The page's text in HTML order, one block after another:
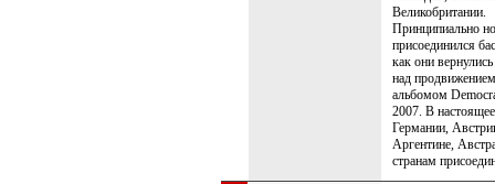
Великобритании.
Принципиально
присоединился
как они
над
альбомом
2007. В
Германии,
Аргентине,
странам